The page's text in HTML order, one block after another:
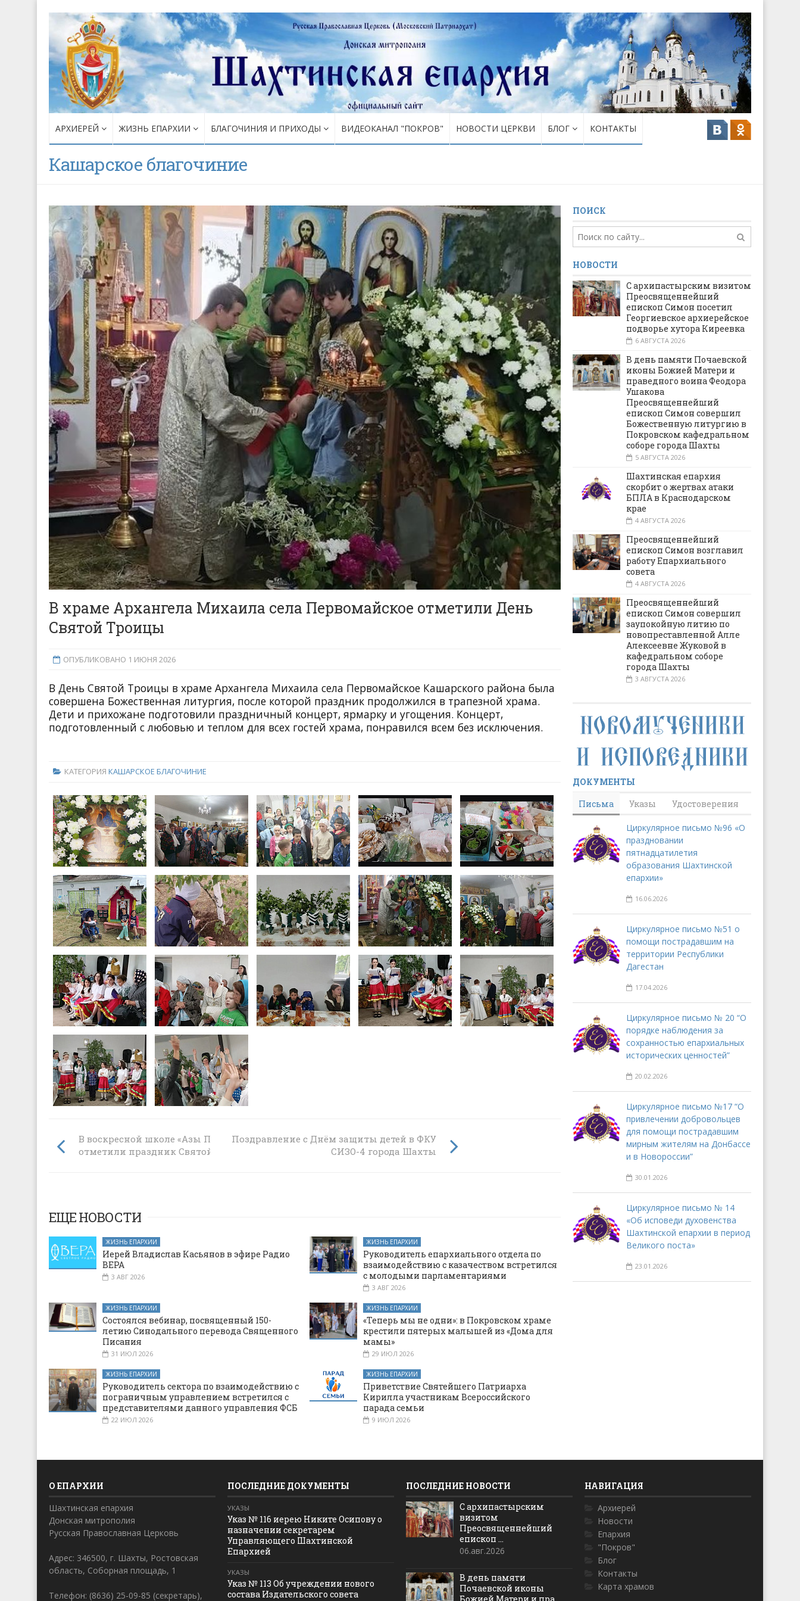
АРХИЕРЕЙ ЖИЗНЬ ЕПАРХИИ БЛАГОЧИНИЯ И ПРИХОДЫ ВИДЕОКАНАЛ "ПОКРОВ" НОВОСТИ ЦЕРКВИ БЛОГ КОНТАКТЫ
Кашарское благочиние
В храме Архангела Михаила села Первомайское отметили День
Святой Троицы
ОПУБЛИКОВАНО 1 ИЮНЯ 2026
В День Святой Троицы в храме Архангела Михаила села Первомайское Кашарского района была
совершена Божественная литургия, после которой праздник продолжился в трапезной храма.
Дети и прихожане подготовили праздничный концерт, ярмарку и угощения. Концерт,
подготовленный с любовью и теплом для всех гостей храма, понравился всем без исключения.
КАТЕГОРИЯ КАШАРСКОЕ БЛАГОЧИНИЕ
В воскресной школе «Азы Православия»
отметили праздник Святой Троицы
Поздравление с Днём защиты детей в ФКУ
СИЗО-4 города Шахты
ЕЩЕ НОВОСТИ
ЖИЗНЬ ЕПАРХИИ
Иерей Владислав Касьянов в эфире Радио
ВЕРА
3 АВГ 2026
ЖИЗНЬ ЕПАРХИИ
Руководитель епархиального отдела по
взаимодействию с казачеством встретился
с молодыми парламентариями
3 АВГ 2026
ЖИЗНЬ ЕПАРХИИ
Состоялся вебинар, посвященный 150-
летию Синодального перевода Священного
Писания
31 ИЮЛ 2026
ЖИЗНЬ ЕПАРХИИ
«Теперь мы не одни»: в Покровском храме
крестили пятерых малышей из «Дома для
мамы»
29 ИЮЛ 2026
ЖИЗНЬ ЕПАРХИИ
Руководитель сектора по взаимодействию с
пограничным управлением встретился с
представителями данного управления ФСБ
22 ИЮЛ 2026
ЖИЗНЬ ЕПАРХИИ
Приветствие Святейшего Патриарха
Кирилла участникам Всероссийского
парада семьи
9 ИЮЛ 2026
ПОИСК
НОВОСТИ
С архипастырским визитом
Преосвященнейший
епископ Симон посетил
Георгиевское архиерейское
подворье хутора Киреевка
6 АВГУСТА 2026
В день памяти Почаевской
иконы Божией Матери и
праведного воина Феодора
Ушакова
Преосвященнейший
епископ Симон совершил
Божественную литургию в
Покровском кафедральном
соборе города Шахты
5 АВГУСТА 2026
Шахтинская епархия
скорбит о жертвах атаки
БПЛА в Краснодарском
крае
4 АВГУСТА 2026
Преосвященнейший
епископ Симон возглавил
работу Епархиального
совета
4 АВГУСТА 2026
Преосвященнейший
епископ Симон совершил
заупокойную литию по
новопреставленной Алле
Алексеевне Жуковой в
кафедральном соборе
города Шахты
3 АВГУСТА 2026
ДОКУМЕНТЫ
Письма
Указы Удостоверения
Циркулярное письмо №96 «О
праздновании
пятнадцатилетия
образования Шахтинской
епархии»
16.06.2026
Циркулярное письмо №51 о
помощи пострадавшим на
территории Республики
Дагестан
17.04.2026
Циркулярное письмо № 20 “О
порядке наблюдения за
сохранностью епархиальных
исторических ценностей”
20.02.2026
Циркулярное письмо №17 “О
привлечении добровольцев
для помощи пострадавшим
мирным жителям на Донбассе
и в Новороссии”
30.01.2026
Циркулярное письмо № 14
«Об исповеди духовенства
Шахтинской епархии в период
Великого поста»
23.01.2026
О ЕПАРХИИ
Шахтинская епархия
Донская митрополия
Русская Православная Церковь
Адрес: 346500, г. Шахты, Ростовская
область, Соборная площадь, 1
Телефон: (8636) 25-09-85 (секретарь),
ПОСЛЕДНИЕ ДОКУМЕНТЫ
УКАЗЫ
Указ № 116 иерею Никите Осипову о
назначении секретарем
Управляющего Шахтинской
Епархией
УКАЗЫ
Указ № 113 Об учреждении нового
состава Издательского совета
ПОСЛЕДНИЕ НОВОСТИ
С архипастырским
визитом
Преосвященнейший
епископ ...
06.авг.2026
В день памяти
Почаевской иконы
НАВИГАЦИЯ
Архиерей
Новости
Епархия
"Покров"
Блог
Контакты
Карта храмов